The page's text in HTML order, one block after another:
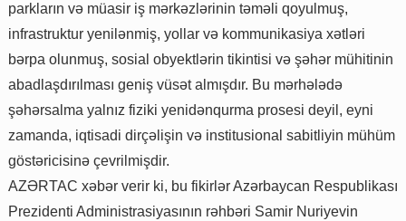
parkların və müasir iş mərkəzlərinin təməli qoyulmuş,
infrastruktur yenilənmiş, yollar və kommunikasiya xətləri
bərpa olunmuş, sosial obyektlərin tikintisi və şəhər mühitinin
abadlaşdırılması geniş vüsət almışdır. Bu mərhələdə
şəhərsalma yalnız fiziki yenidənqurma prosesi deyil, eyni
zamanda, iqtisadi dirçəlişin və institusional sabitliyin mühüm
göstəricisinə çevrilmişdir.
AZƏRTAC xəbər verir ki, bu fikirlər Azərbaycan Respublikası
Prezidenti Administrasiyasının rəhbəri Samir Nuriyevin